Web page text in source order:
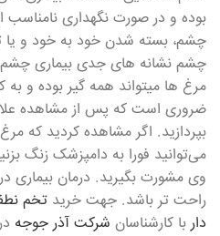
بوده و در صورت نگهداری نامناسب
چشم، بسته شدن خود به خود و
چشم نشانه های جدی بیماری
مرغ ها میتواند همه گیر بوده و
ضروری است که پس از مشاهده
بپردازید. اگر مشاهده کردید که
می‌توانید فورا به دامپزشک زنگ
وی مشورت بگیرید. درمان بیماری
راحت تر باشد. جهت خرید تخم
داربا کارشناسان شرکت آذر جوجه